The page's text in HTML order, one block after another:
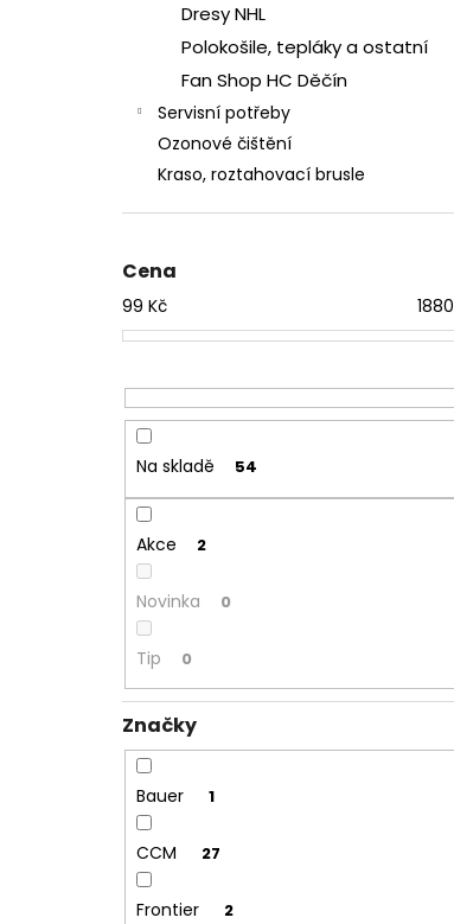
Dresy NHL
Polokošile, tepláky a ostatní
Fan Shop HC Děčín
Servisní potřeby
Ozonové čištění
Kraso, roztahovací brusle
Cena
99 Kč 1880
Na skladě 54
Akce 2
Novinka 0
Tip 0
Značky
Bauer 1
CCM 27
Frontier 2